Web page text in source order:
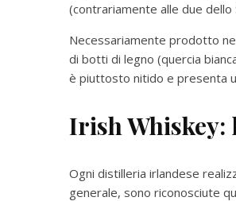
(contrariamente alle due
Necessariamente prodotto
di botti di legno (quercia
è piuttosto nitido e presenta
Irish Whiskey:
Ogni distilleria irlandese
generale, sono riconosciute